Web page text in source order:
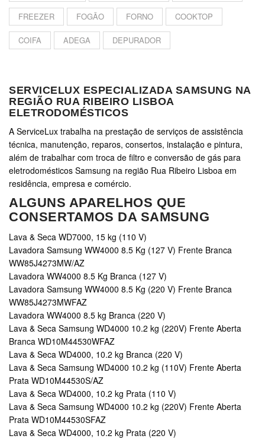
FREEZER FOGÃO FORNO COOKTOP
COIFA ADEGA DEPURADOR
SERVICELUX ESPECIALIZADA SAMSUNG NA
REGIÃO RUA RIBEIRO LISBOA
ELETRODOMÉSTICOS
A ServiceLux trabalha na prestação de serviços de assistência
técnica, manutenção, reparos, consertos, instalação e pintura,
além de trabalhar com troca de filtro e conversão de gás para
eletrodomésticos Samsung na região Rua Ribeiro Lisboa em
residência, empresa e comércio.
ALGUNS APARELHOS QUE
CONSERTAMOS DA SAMSUNG
Lava & Seca WD7000, 15 kg (110 V)
Lavadora Samsung WW4000 8.5 Kg (127 V) Frente Branca
WW85J4273MW/AZ
Lavadora WW4000 8.5 Kg Branca (127 V)
Lavadora Samsung WW4000 8.5 Kg (220 V) Frente Branca
WW85J4273MWFAZ
Lavadora WW4000 8.5 kg Branca (220 V)
Lava & Seca Samsung WD4000 10.2 kg (220V) Frente Aberta
Branca WD10M44530WFAZ
Lava & Seca WD4000, 10.2 kg Branca (220 V)
Lava & Seca Samsung WD4000 10.2 kg (110V) Frente Aberta
Prata WD10M44530S/AZ
Lava & Seca WD4000, 10.2 kg Prata (110 V)
Lava & Seca Samsung WD4000 10.2 kg (220V) Frente Aberta
Prata WD10M44530SFAZ
Lava & Seca WD4000, 10.2 kg Prata (220 V)